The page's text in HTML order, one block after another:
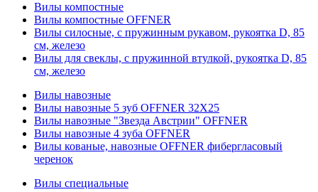
Вилы компостные
Вилы компостные OFFNER
Вилы силосные, с пружинным рукавом, рукоятка D, 85
см, железо
Вилы для свеклы, с пружинной втулкой, рукоятка D, 85
см, железо
Вилы навозные
Вилы навозные 5 зуб OFFNER 32X25
Вилы навозные "Звезда Австрии" OFFNER
Вилы навозные 4 зуба OFFNER
Вилы кованые, навозные OFFNER фибергласовый
черенок
Вилы специальные